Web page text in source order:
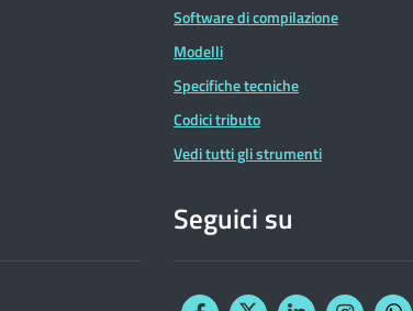
Software di compilazione
Modelli
Specifiche tecniche
Codici tributo
Vedi tutti gli strumenti
Seguici su